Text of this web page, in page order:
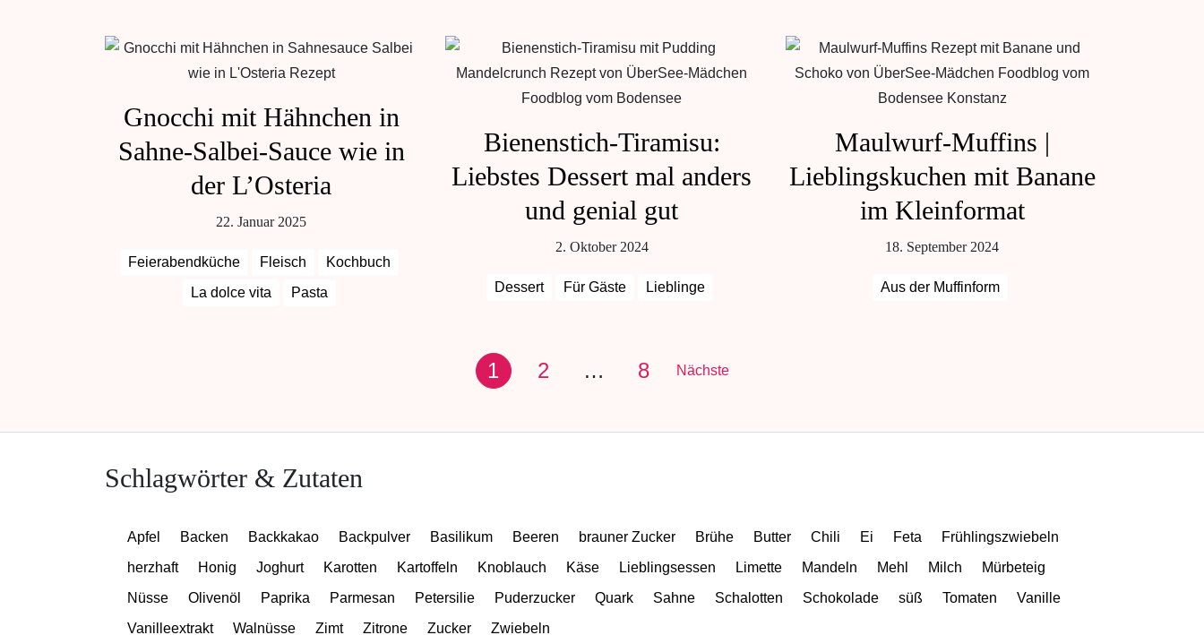
Gnocchi mit Hähnchen in
Sahne-Salbei-Sauce wie in
der L’Osteria
22. Januar 2025
Feierabendküche Fleisch
Kochbuch
La dolce vita
Pasta
Bienenstich-Tiramisu:
Liebstes Dessert mal anders
und genial gut
2. Oktober 2024
Dessert Für Gäste Lieblinge
Maulwurf-Muffins |
Lieblingskuchen mit Banane
im Kleinformat
18. September 2024
Aus der Muffinform
1 2 … 8 Nächste
Schlagwörter & Zutaten
Apfel Backen Backkakao Backpulver Basilikum Beeren brauner Zucker Brühe Butter Chili Ei Feta
Frühlingszwiebeln
herzhaft
Honig Joghurt Karotten Kartoffeln Knoblauch Käse Lieblingsessen Limette Mandeln Mehl Milch
Mürbeteig
Nüsse
Olivenöl Paprika Parmesan Petersilie Puderzucker Quark Sahne Schalotten Schokolade süß Tomaten
Vanille
Vanilleextrakt
Walnüsse Zimt Zitrone Zucker Zwiebeln